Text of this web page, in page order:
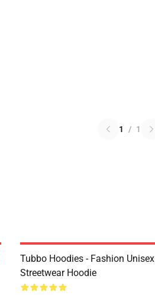
1 / 1
Tubbo Hoodies - Fashion Unisex
Streetwear Hoodie